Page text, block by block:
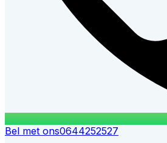
Bel met ons0644252527